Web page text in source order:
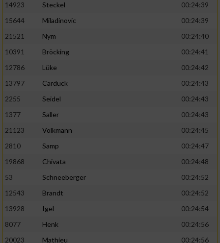
14923
Steckel
00:24:39
15644
Miladinovic
00:24:39
21521
Nym
00:24:40
10391
Bröcking
00:24:41
12786
Lüke
00:24:42
13797
Carduck
00:24:43
2255
Seidel
00:24:43
1377
Saller
00:24:43
21123
Volkmann
00:24:45
2810
Samp
00:24:47
19868
Chivata
00:24:48
53
Schneeberger
00:24:52
12543
Brandt
00:24:52
13928
Igel
00:24:54
8077
Henk
00:24:56
20023
Mathieu
00:24:56